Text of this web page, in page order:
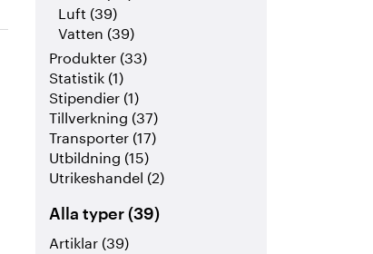
Luft (39)
Vatten (39)
Produkter (33)
Statistik (1)
Stipendier (1)
Tillverkning (37)
Transporter (17)
Utbildning (15)
Utrikeshandel (2)
Alla typer (39)
Artiklar (39)